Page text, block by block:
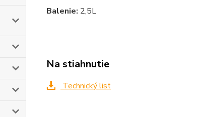
Balenie: 2,5L
Na stiahnutie
Technický list